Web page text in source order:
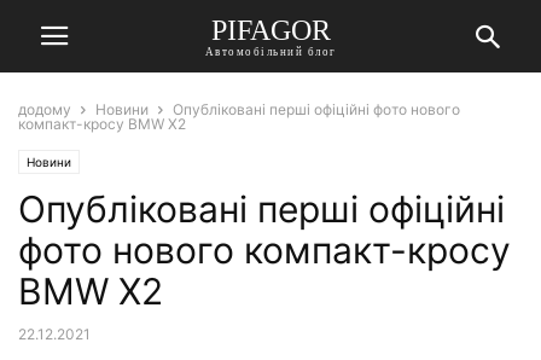
PIFAGOR
Автомобільний блог
додому Новини
Опубліковані перші офіційні фото нового
компакт-кросу BMW X2
Новини
Опубліковані перші офіційні
фото нового компакт-кросу
BMW X2
22.12.2021